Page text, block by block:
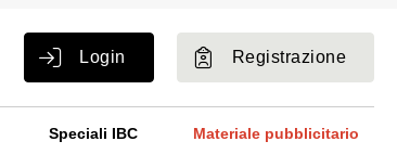
Login Registrazione
Speciali IBC Materiale pubblicitario